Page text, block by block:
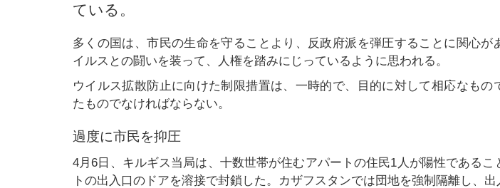
ている。
多くの国は、市民の生命を守ることより、反政府派を弾圧することに関心が
イルスとの闘いを装って、人権を踏みにじっているように思われる。
ウイルス拡散防止に向けた制限措置は、一時的で、目的に対して相応なもの
たものでなければならない。
過度に市民を抑圧
4月6日、キルギス当局は、十数世帯が住むアパートの住民1人が陽性であるこ
トの出入口のドアを溶接で封鎖した。カザフスタンでは団地を強制隔離し、出